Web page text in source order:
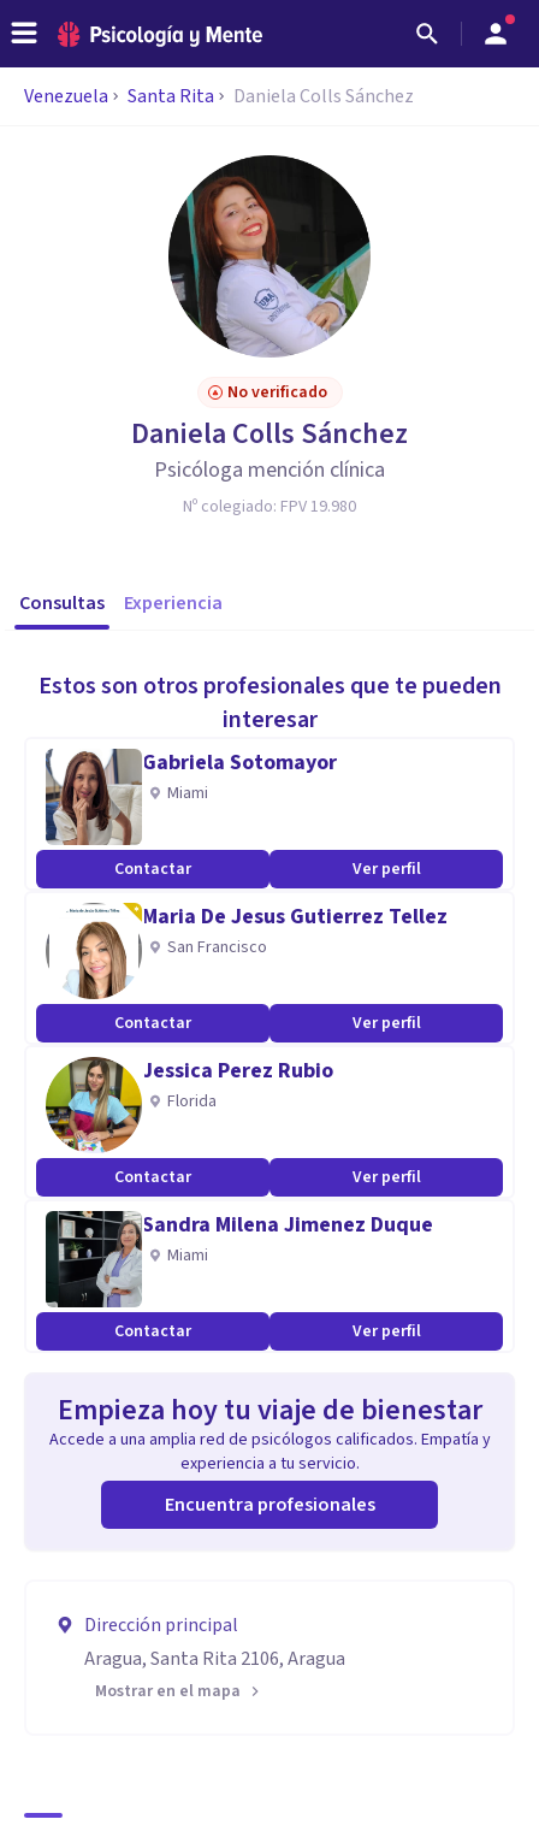
Venezuela Santa Rita Daniela Colls Sánchez
No verificado
Daniela Colls Sánchez
Psicóloga mención clínica
Nº colegiado: FPV 19.980
Consultas Experiencia
Estos son otros profesionales que te pueden
interesar
Gabriela Sotomayor
Miami
Contactar Ver perfil
Maria De Jesus Gutierrez Tellez
San Francisco
Contactar Ver perfil
Jessica Perez Rubio
Florida
Contactar Ver perfil
Sandra Milena Jimenez Duque
Miami
Contactar Ver perfil
Empieza hoy tu viaje de bienestar
Accede a una amplia red de psicólogos calificados. Empatía y
experiencia a tu servicio.
Encuentra profesionales
Dirección principal
Aragua, Santa Rita 2106, Aragua
Mostrar en el mapa